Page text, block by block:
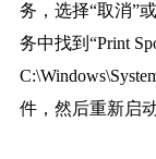
务，选择“取消”
务中找到“Print
件，然后重新启动